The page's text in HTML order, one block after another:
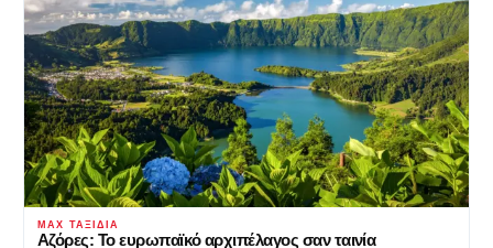
MAX ΤΑΞΊΔΙΑ
Αζόρες: Το ευρωπαϊκό αρχιπέλαγος σαν ταινία